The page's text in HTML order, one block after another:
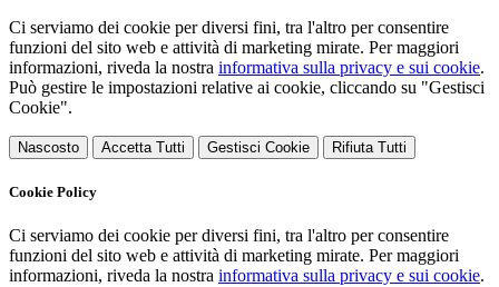
Ci serviamo dei cookie per diversi fini, tra l'altro per consentire
funzioni del sito web e attività di marketing mirate. Per maggiori
informazioni, riveda la nostra informativa sulla privacy e sui cookie.
Può gestire le impostazioni relative ai cookie, cliccando su "Gestisci
Cookie".
Nascosto Accetta Tutti Gestisci Cookie Rifiuta Tutti
Cookie Policy
Ci serviamo dei cookie per diversi fini, tra l'altro per consentire
funzioni del sito web e attività di marketing mirate. Per maggiori
informazioni, riveda la nostra informativa sulla privacy e sui cookie.